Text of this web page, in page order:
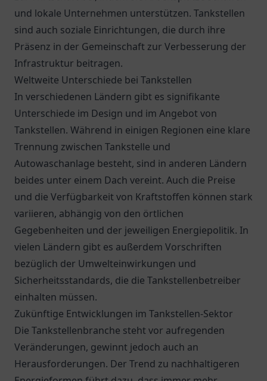
und lokale Unternehmen unterstützen. Tankstellen
sind auch soziale Einrichtungen, die durch ihre
Präsenz in der Gemeinschaft zur Verbesserung der
Infrastruktur beitragen.
Weltweite Unterschiede bei Tankstellen
In verschiedenen Ländern gibt es signifikante
Unterschiede im Design und im Angebot von
Tankstellen. Während in einigen Regionen eine klare
Trennung zwischen Tankstelle und
Autowaschanlage besteht, sind in anderen Ländern
beides unter einem Dach vereint. Auch die Preise
und die Verfügbarkeit von Kraftstoffen können stark
variieren, abhängig von den örtlichen
Gegebenheiten und der jeweiligen Energiepolitik. In
vielen Ländern gibt es außerdem Vorschriften
bezüglich der Umwelteinwirkungen und
Sicherheitsstandards, die die Tankstellenbetreiber
einhalten müssen.
Zukünftige Entwicklungen im Tankstellen-Sektor
Die Tankstellenbranche steht vor aufregenden
Veränderungen, gewinnt jedoch auch an
Herausforderungen. Der Trend zu nachhaltigeren